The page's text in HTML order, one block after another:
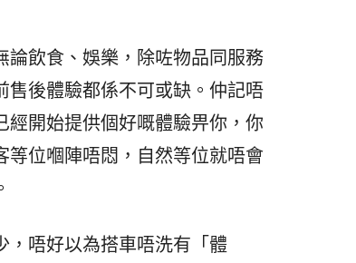
飲食、娛樂，除咗物品同服務
後體驗都係不可或缺。仲記唔
開始提供個好嘅體驗畀你，你
位嗰陣唔悶，自然等位就唔會
，唔好以為搭車唔洗有「體